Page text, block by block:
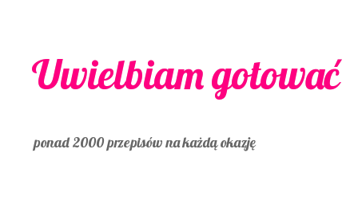
Uwielbiam gotować
ponad 2000 przepisów na każdą okazję